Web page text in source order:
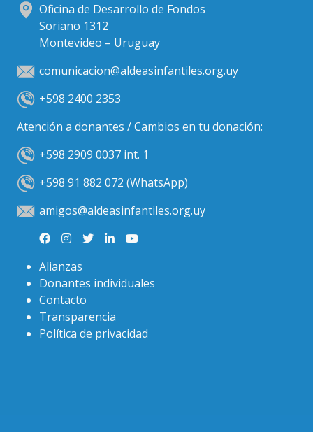
Oficina de Desarrollo de Fondos
Soriano 1312
Montevideo – Uruguay
comunicacion@aldeasinfantiles.org.uy
+598 2400 2353
Atención a donantes / Cambios en tu donación:
+598 2909 0037 int. 1
+598 91 882 072 (WhatsApp)
amigos@aldeasinfantiles.org.uy
Alianzas
Donantes individuales
Contacto
Transparencia
Política de privacidad